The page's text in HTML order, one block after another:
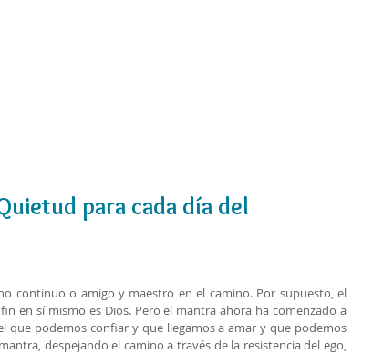
para cada día del
continuo o amigo y maestro en el camino. Por supuesto, el
en sí mismo es Dios. Pero el mantra ahora ha comenzado a
que podemos confiar y que llegamos a amar y que podemos
despejando el camino a través de la resistencia del ego,